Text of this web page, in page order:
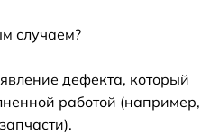
случаем?
дефекта, который
работой (например,